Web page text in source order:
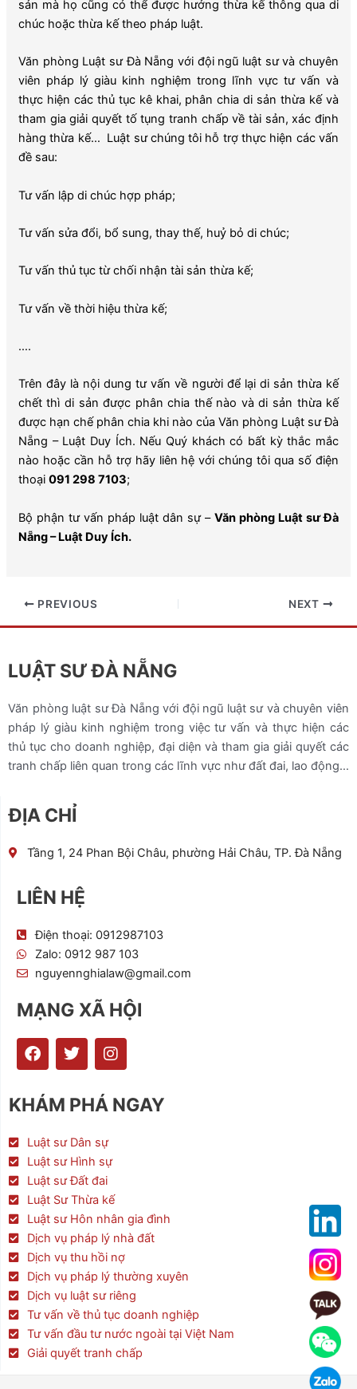
sản mà họ cũng có thể được hưởng thừa kế thông qua di
chúc hoặc thừa kế theo pháp luật.
Văn phòng Luật sư Đà Nẵng với đội ngũ luật sư và chuyên
viên pháp lý giàu kinh nghiệm trong lĩnh vực tư vấn và
thực hiện các thủ tục kê khai, phân chia di sản thừa kế và
tham gia giải quyết tố tụng tranh chấp về tài sản, xác định
hàng thừa kế… Luật sư chúng tôi hỗ trợ thực hiện các vấn
đề sau:
Tư vấn lập di chúc hợp pháp;
Tư vấn sửa đổi, bổ sung, thay thế, huỷ bỏ di chúc;
Tư vấn thủ tục từ chối nhận tài sản thừa kế;
Tư vấn về thời hiệu thừa kế;
….
Trên đây là nội dung tư vấn về người để lại di sản thừa kế
chết thì di sản được phân chia thế nào và di sản thừa kế
được hạn chế phân chia khi nào của Văn phòng Luật sư Đà
Nẵng – Luật Duy Ích. Nếu Quý khách có bất kỳ thắc mắc
nào hoặc cần hỗ trợ hãy liên hệ với chúng tôi qua số điện
thoại 091 298 7103;
Bộ phận tư vấn pháp luật dân sự –Văn phòng Luật sư Đà
Nẵng – Luật Duy Ích.
PREVIOUS NEXT
LUẬT SƯ ĐÀ NẴNG
Văn phòng luật sư Đà Nẵng với đội ngũ luật sư và chuyên viên
pháp lý giàu kinh nghiệm trong việc tư vấn và thực hiện các
thủ tục cho doanh nghiệp, đại diện và tham gia giải quyết các
tranh chấp liên quan trong các lĩnh vực như đất đai, lao động…
ĐỊA CHỈ
Tầng 1, 24 Phan Bội Châu, phường Hải Châu, TP. Đà Nẵng
LIÊN HỆ
Điện thoại: 0912987103
Zalo: 0912 987 103
nguyennghialaw@gmail.com
MẠNG XÃ HỘI
F
a
e
b
o
k
T
w
t
t
r
I
n
t
a
a
KHÁM PHÁ NGAY
Luật sư Dân sự
Luật sư Hình sự
Luật sư Đất đai
Luật Sư Thừa kế
Luật sư Hôn nhân gia đình
Dịch vụ pháp lý nhà đất
Dịch vụ thu hồi nợ
Dịch vụ pháp lý thường xuyên
Dịch vụ luật sư riêng
Tư vấn về thủ tục doanh nghiệp
Tư vấn đầu tư nước ngoài tại Việt Nam
Giải quyết tranh chấp